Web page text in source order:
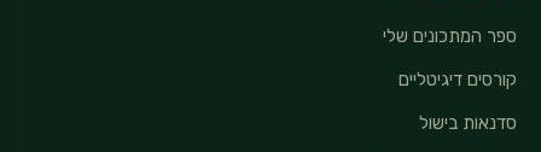
ספר המתכונים שלי
קורסים דיגיטליים
סדנאות בישול